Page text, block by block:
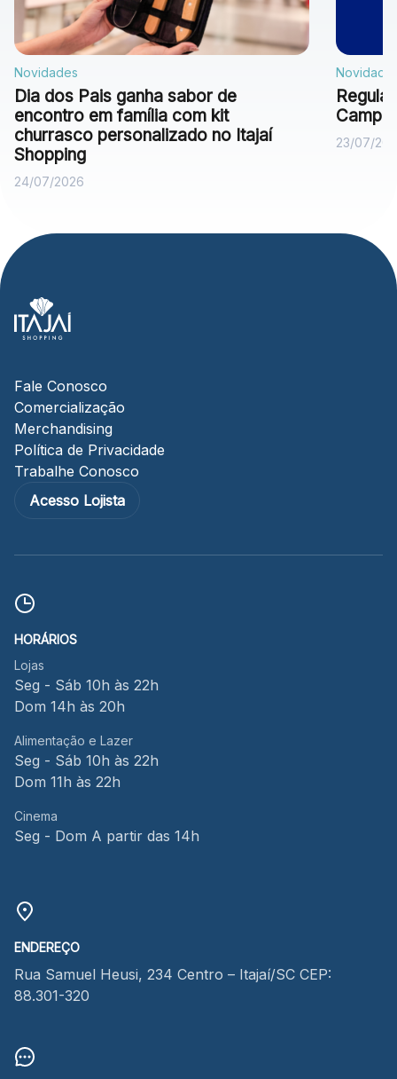
Novidades
Dia dos Pais ganha sabor de
encontro em família com kit
churrasco personalizado no Itajaí
Shopping
24/07/2026
23/07/
Fale Conosco
Comercialização
Merchandising
Política de Privacidade
Trabalhe Conosco
Acesso Lojista
HORÁRIOS
Lojas
Seg - Sáb 10h às 22h
Dom 14h às 20h
Alimentação e Lazer
Seg - Sáb 10h às 22h
Dom 11h às 22h
Cinema
Seg - Dom A partir das 14h
ENDEREÇO
Rua Samuel Heusi, 234 Centro – Itajaí/SC CEP:
88.301-320